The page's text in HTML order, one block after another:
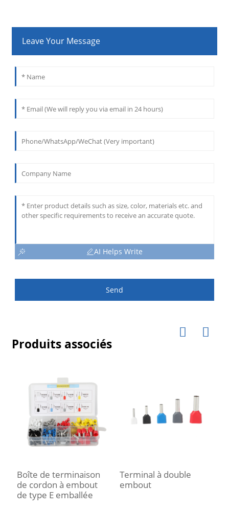
Leave Your Message
AI Helps Write
Send
Produits associés
Boîte de terminaison
de cordon à embout
de type E emballée
Terminal à double
embout